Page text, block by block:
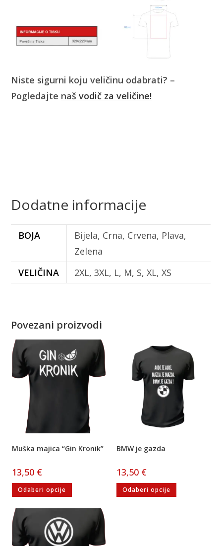
Niste sigurni koju veličinu odabrati? –
Pogledajte našvodič za veličine!
Dodatne informacije
BOJA
Bijela, Crna, Crvena, Plava,
Zelena
VELIČINA
2XL, 3XL, L, M, S, XL, XS
Povezani proizvodi
Muška majica “Gin Kronik”
13,50 €
Odaberi opcije
BMW je gazda
13,50 €
Odaberi opcije